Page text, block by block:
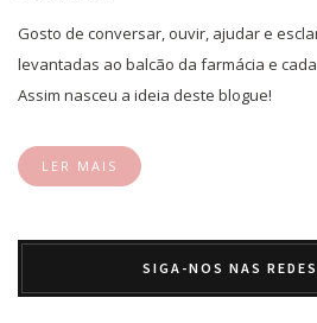
Gosto de conversar, ouvir, ajudar e
levantadas ao balcão da farmácia e
Assim nasceu a ideia deste blogue!
LER MAIS
SIGA-NOS NAS